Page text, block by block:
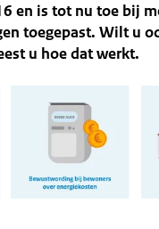
en is tot nu toe bij
toegepast. Wilt u
u hoe dat werkt.